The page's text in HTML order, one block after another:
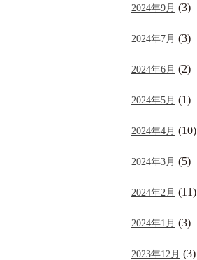
2024年9月 (3)
2024年7月 (3)
2024年6月 (2)
2024年5月 (1)
2024年4月 (10)
2024年3月 (5)
2024年2月 (11)
2024年1月 (3)
2023年12月 (3)